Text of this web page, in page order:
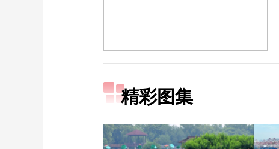
精彩图集